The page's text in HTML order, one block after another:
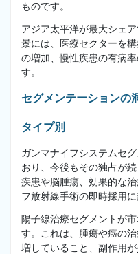
ものです。
アジア太平洋が最大シェ
景には、医療セクターを
の増加、慢性疾患の有病
す。
セグメンテーションの
タイプ別
ガンマナイフシステムセ
おり、今後もその独占が
疾患や脳腫瘍、効果的な
フ放射線手術の即時採用に
陽子線治療セグメントが
す。これは、腫瘍や癌の
増していること、副作用